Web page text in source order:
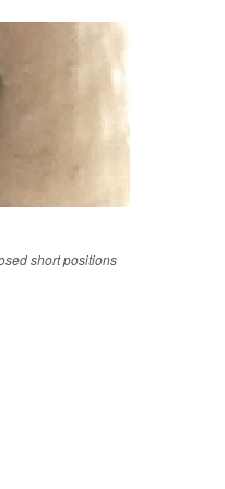
short positions